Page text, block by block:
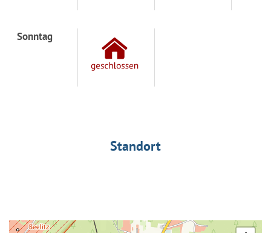
Sonntag
Standort